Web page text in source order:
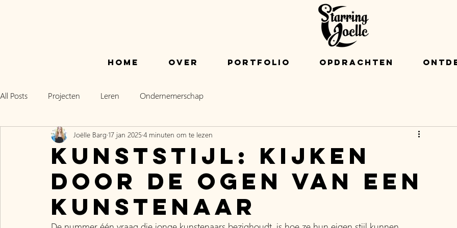
Home Over Portfolio Opdrachten
All Posts Projecten Leren Ondernemerschap
Kunststijl: kijken
door de ogen van een
kunstenaar
Joëlle Barg 17 jan 20254 minuten om te lezen